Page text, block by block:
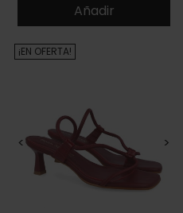
Añadir
< >
¡EN OFERTA!